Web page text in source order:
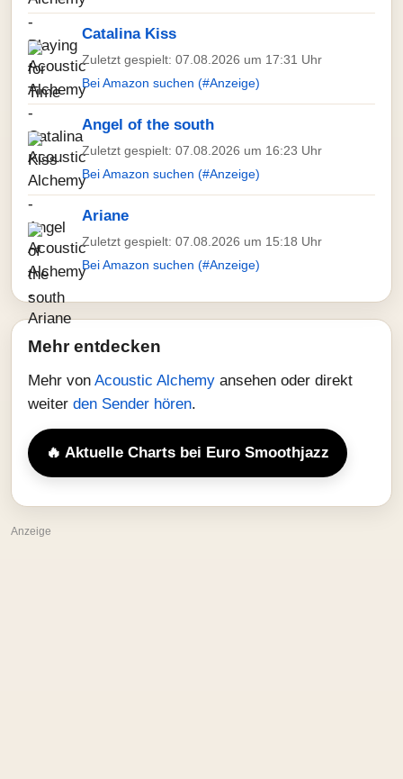
Catalina Kiss
Zuletzt gespielt: 07.08.2026 um 17:31 Uhr
Bei Amazon suchen (#Anzeige)
Angel of the south
Zuletzt gespielt: 07.08.2026 um 16:23 Uhr
Bei Amazon suchen (#Anzeige)
Ariane
Zuletzt gespielt: 07.08.2026 um 15:18 Uhr
Bei Amazon suchen (#Anzeige)
Mehr entdecken
Mehr von Acoustic Alchemy ansehen oder direkt
weiter den Sender hören.
🔥 Aktuelle Charts bei Euro Smoothjazz
Anzeige